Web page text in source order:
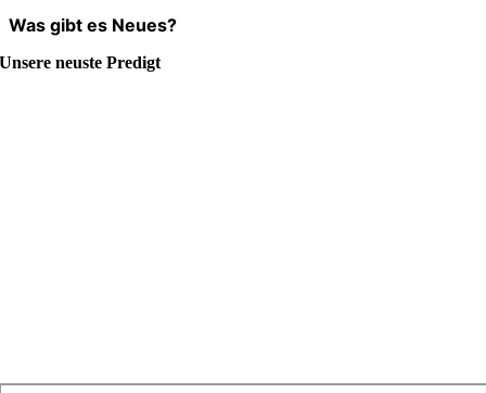
Was gibt es Neues?
Unsere neuste Predigt